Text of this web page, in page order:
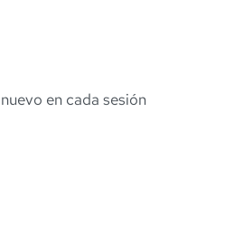
en cada sesión